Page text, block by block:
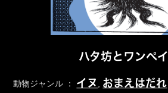
ハタ坊とワンペイ
動物ジャンル ： イヌ おまえはだれ